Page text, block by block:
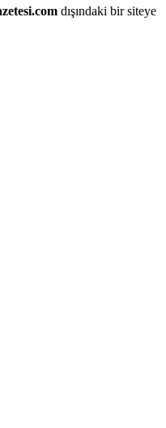
dışındaki bir siteye